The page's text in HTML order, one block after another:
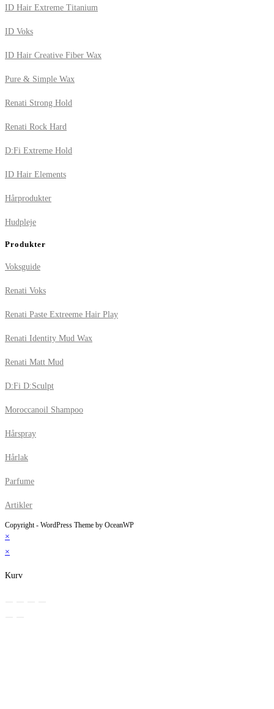
ID Hair Extreme Titanium
ID Voks
ID Hair Creative Fiber Wax
Pure & Simple Wax
Renati Strong Hold
Renati Rock Hard
D:Fi Extreme Hold
ID Hair Elements
Hårprodukter
Hudpleje
Produkter
Voksguide
Renati Voks
Renati Paste Extreeme Hair Play
Renati Identity Mud Wax
Renati Matt Mud
D:Fi D:Sculpt
Moroccanoil Shampoo
Hårspray
Hårlak
Parfume
Artikler
Copyright - WordPress Theme by OceanWP
×
×
Kurv